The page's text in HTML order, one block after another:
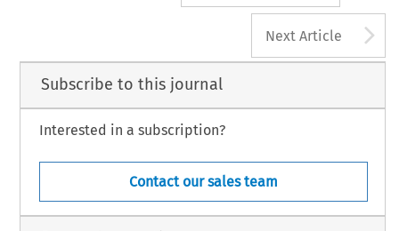
Next Article
Subscribe to this journal
Interested in a subscription?
Contact our sales team